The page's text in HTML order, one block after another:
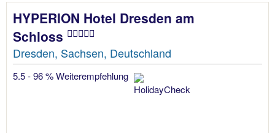
HYPERION Hotel Dresden am
Schloss
Dresden, Sachsen, Deutschland
5.5 - 96 % Weiterempfehlung